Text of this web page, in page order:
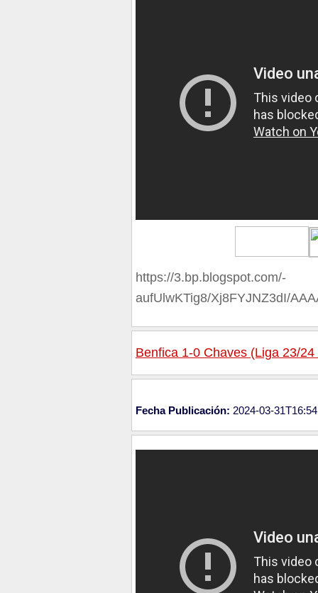
https://3.bp.blogspot.com/-
aufUlwKTig8/Xj8FYJNZ3dI/
Benfica 1-0 Chaves (Liga 23/24
Fecha Publicación: 2024-03-